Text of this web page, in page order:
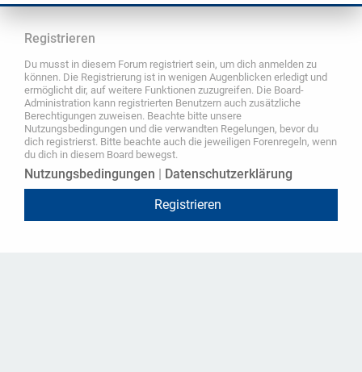
Registrieren
Du musst in diesem Forum registriert sein, um dich anmelden zu
können. Die Registrierung ist in wenigen Augenblicken erledigt und
ermöglicht dir, auf weitere Funktionen zuzugreifen. Die Board-
Administration kann registrierten Benutzern auch zusätzliche
Berechtigungen zuweisen. Beachte bitte unsere
Nutzungsbedingungen und die verwandten Regelungen, bevor du
dich registrierst. Bitte beachte auch die jeweiligen Forenregeln, wenn
du dich in diesem Board bewegst.
Nutzungsbedingungen
Datenschutzerklärung
Registrieren